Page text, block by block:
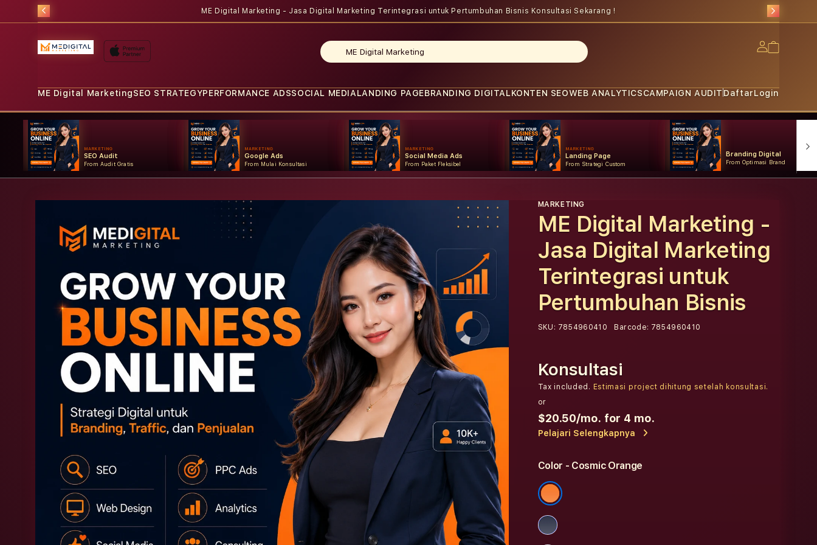
ME Digital Marketing - Jasa Digital Marketing Terintegrasi untuk Pertumbuhan Bisnis Konsultasi Sekarang !
Log
ME Digital MarketingSEO STRATEGYPERFORMANCE ADSSOCIAL MEDIALANDING PAGEBRANDING DIGITALKONTEN SEOWEB ANALYTICSCAMPAIGN AUDIT DaftarLogin
MARKETING
SEO Audit
From Audit Gratis
MARKETING
Google Ads
From Mulai Konsultasi
MARKETING
Social Media Ads
From Paket Fleksibel
MARKETING
Landing Page
From Strategi Custom
Branding Digital
From Optimasi Brand
Skip to
information
MARKETING
ME Digital Marketing -
Jasa Digital Marketing
Terintegrasi untuk
Pertumbuhan Bisnis
SKU: 7854960410 Barcode: 7854960410
Konsultasi
Tax included. Estimasi project dihitung setelah konsultasi.
or
$20.50/mo. for 4 mo.
Pelajari Selengkapnya
Color - Cosmic Orange